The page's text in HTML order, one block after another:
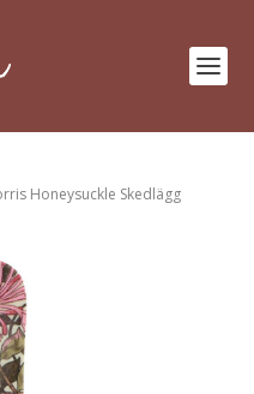
Honeysuckle Skedlägg